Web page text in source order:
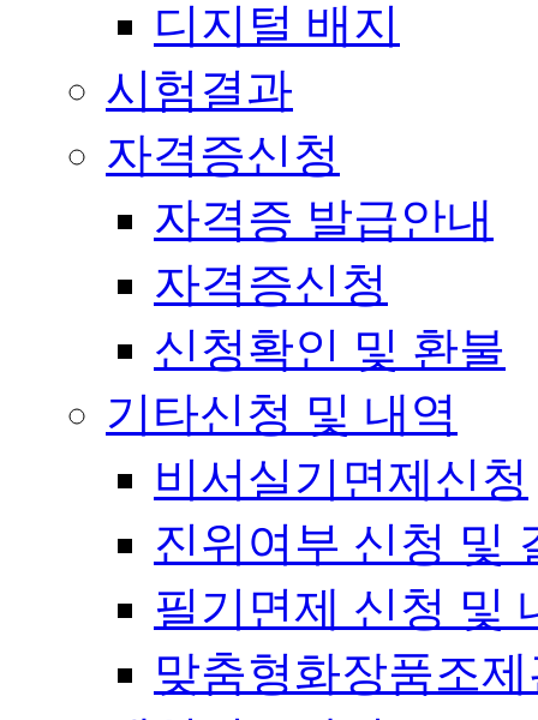
디지털 배지
시험결과
자격증신청
자격증 발급안내
자격증신청
신청확인 및 환불
기타신청 및 내역
비서실기면제신청
진위여부 신청 및
필기면제 신청 및
맞춤형화장품조